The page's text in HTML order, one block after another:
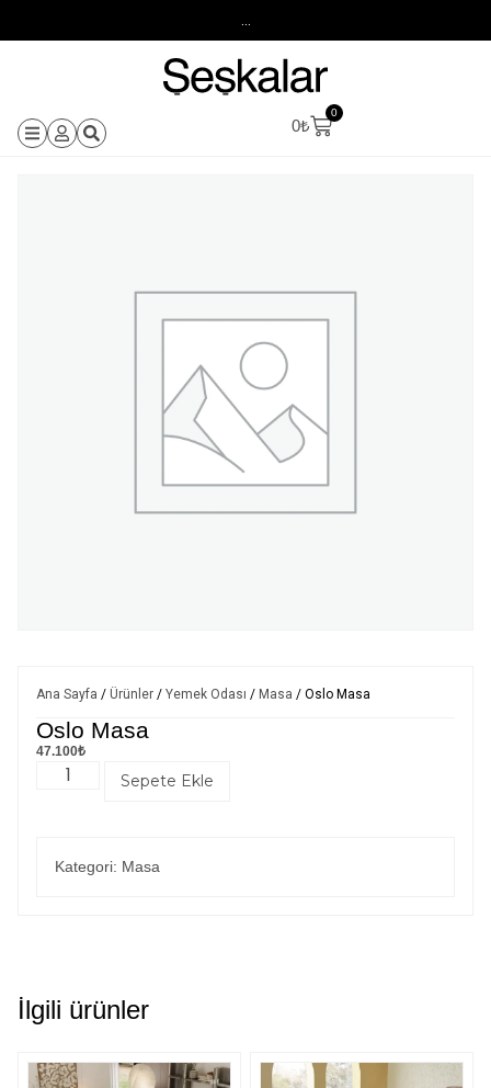
0₺
0
Ana Sayfa / Ürünler / Yemek Odası / Masa / Oslo Masa
Oslo Masa
47.100₺
Sepete Ekle
Kategori: Masa
İlgili ürünler